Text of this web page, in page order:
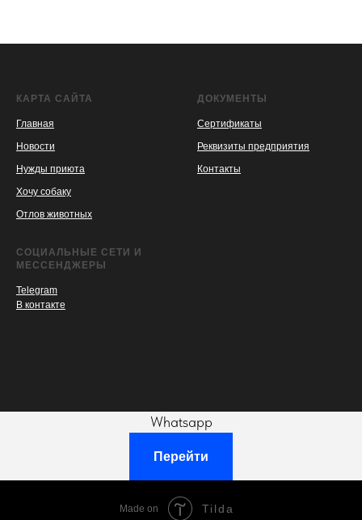
КАРТА САЙТА
Главная
Новости
Нужды приюта
Хочу собаку
Отлов животных
ДОКУМЕНТЫ
Сертификаты
Реквизиты предприятия
Контакты
СОЦИАЛЬНЫЕ СЕТИ И
МЕССЕНДЖЕРЫ
Telegram
В контакте
Whatsapp
Перейти
Made on Tilda